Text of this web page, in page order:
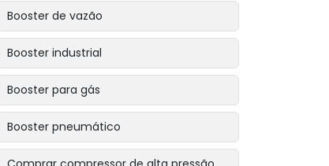
Booster de vazão
Booster industrial
Booster para gás
Booster pneumático